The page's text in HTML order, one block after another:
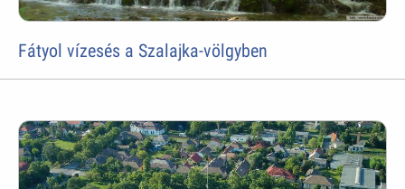
Fátyol vízesés a Szalajka-völgyben